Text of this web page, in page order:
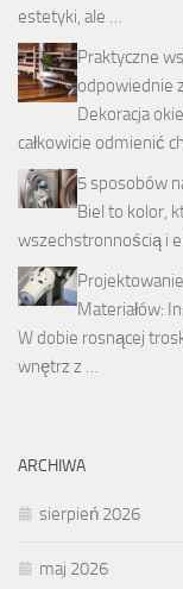
estetyki, ale …
Praktyczne
odpowiednie
Dekoracja
całkowicie odmienić
5 sposobów
Biel to kolor,
wszechstronnością i
Materiałów:
W dobie rosnącej
wnętrz z …
ARCHIWA
sierpień 2026
maj 2026